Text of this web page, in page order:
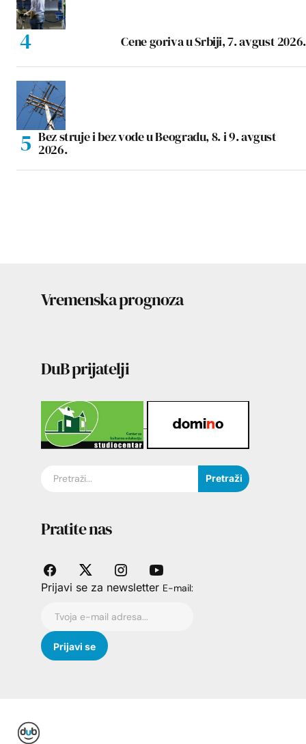
Cene goriva u Srbiji, 7. avgust 2026.
Bez struje i bez vode u Beogradu, 8. i 9. avgust
2026.
Vremenska prognoza
DuB prijatelji
Pretraži
Pratite nas
Prijavi se za newsletter E-mail: